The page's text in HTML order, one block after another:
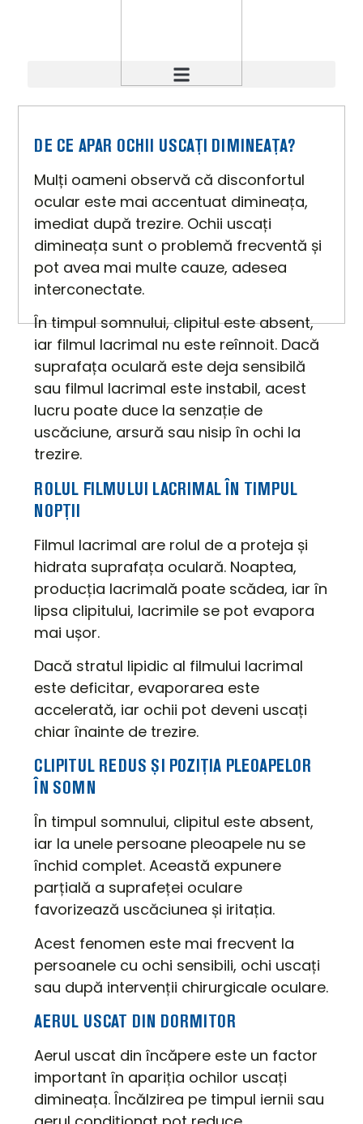
DE CE APAR OCHII USCAȚI DIMINEAȚA?
Mulți oameni observă că disconfortul
ocular este mai accentuat dimineața,
imediat după trezire. Ochii uscați
dimineața sunt o problemă frecventă și
pot avea mai multe cauze, adesea
interconectate.
În timpul somnului, clipitul este absent,
iar filmul lacrimal nu este reînnoit. Dacă
suprafața oculară este deja sensibilă
sau filmul lacrimal este instabil, acest
lucru poate duce la senzație de
uscăciune, arsură sau nisip în ochi la
trezire.
ROLUL FILMULUI LACRIMAL ÎN TIMPUL
NOPȚII
Filmul lacrimal are rolul de a proteja și
hidrata suprafața oculară. Noaptea,
producția lacrimală poate scădea, iar în
lipsa clipitului, lacrimile se pot evapora
mai ușor.
Dacă stratul lipidic al filmului lacrimal
este deficitar, evaporarea este
accelerată, iar ochii pot deveni uscați
chiar înainte de trezire.
CLIPITUL REDUS ȘI POZIȚIA PLEOAPELOR
ÎN SOMN
În timpul somnului, clipitul este absent,
iar la unele persoane pleoapele nu se
închid complet. Această expunere
parțială a suprafeței oculare
favorizează uscăciunea și iritația.
Acest fenomen este mai frecvent la
persoanele cu ochi sensibili, ochi uscați
sau după intervenții chirurgicale oculare.
AERUL USCAT DIN DORMITOR
Aerul uscat din încăpere este un factor
important în apariția ochilor uscați
dimineața. Încălzirea pe timpul iernii sau